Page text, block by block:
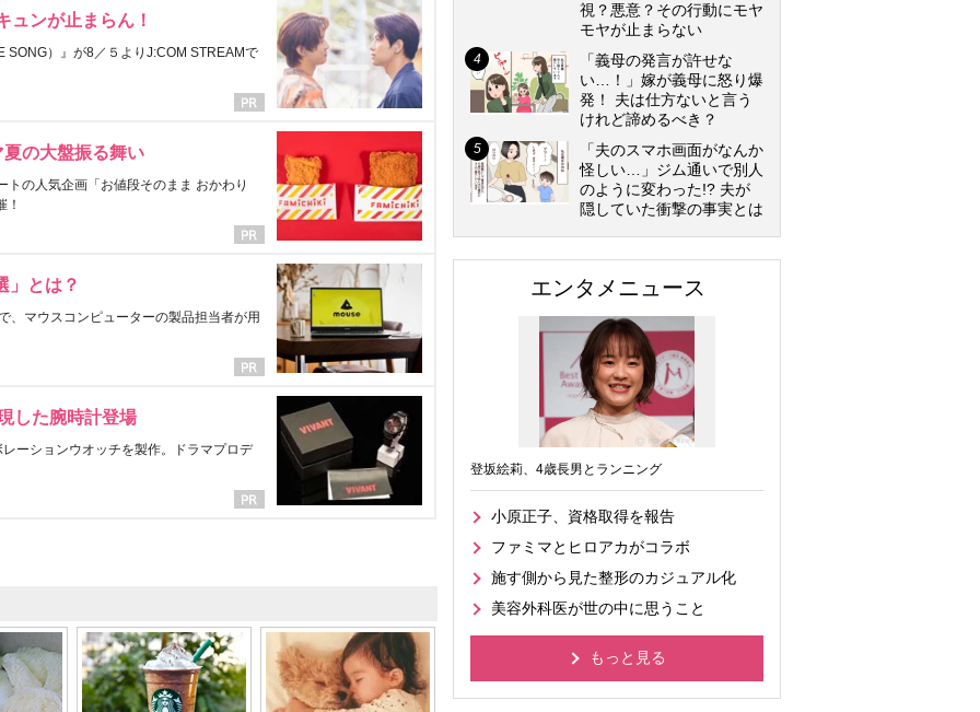
ュンが止まらん！
SONG）』が8／５よりJ:COM STREAMで
の大盤振る舞い
の人気企画「お値段そのまま おかわり
！
」とは？
、マウスコンピューターの製品担当者が用
した腕時計登場
ーションウオッチを製作。ドラマプロデ
視？悪意？その行動にモヤ
モヤが止まらない
「義母の発言が許せな
い…！」嫁が義母に怒り爆
発！ 夫は仕方ないと言う
けれど諦めるべき？
「夫のスマホ画面がなんか
怪しい…」ジム通いで別人
のように変わった!? 夫が
隠していた衝撃の事実とは
エンタメニュース
登坂絵莉、4歳長男とランニング
小原正子、資格取得を報告
ファミマとヒロアカがコラボ
施す側から見た整形のカジュアル化
美容外科医が世の中に思うこと
もっと見る